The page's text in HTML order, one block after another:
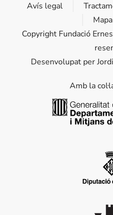
Avís legal
Copyright Fundació
Desenvolupat per
Amb la
Generalitat
Diputació